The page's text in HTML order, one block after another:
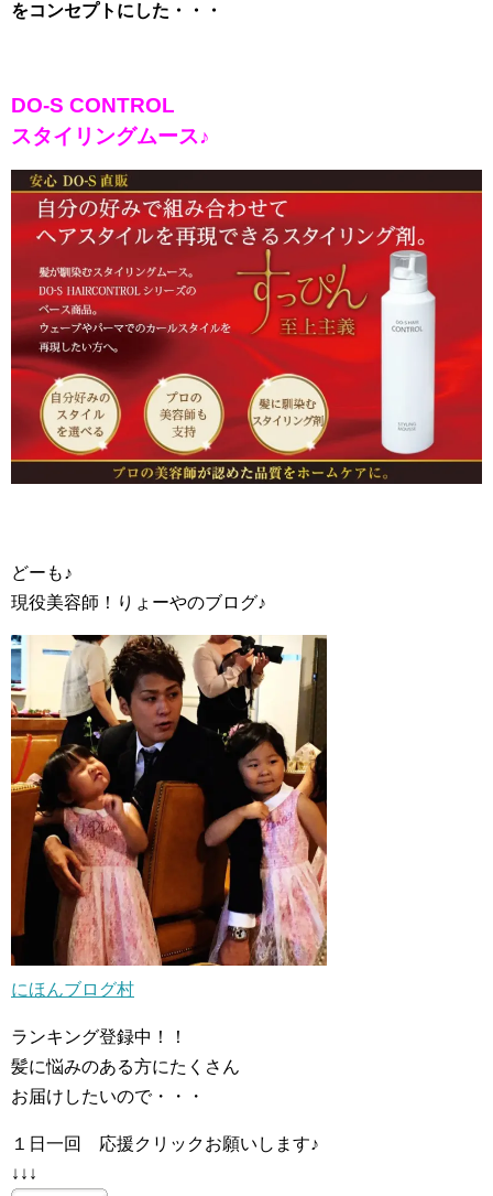
をコンセプトにした・・・
DO-S CONTROL
スタイリングムース♪
どーも♪
現役美容師！りょーやのブログ♪
にほんブログ村
ランキング登録中！！
髪に悩みのある方にたくさん
お届けしたいので・・・
１日一回 応援クリックお願いします♪
↓↓↓